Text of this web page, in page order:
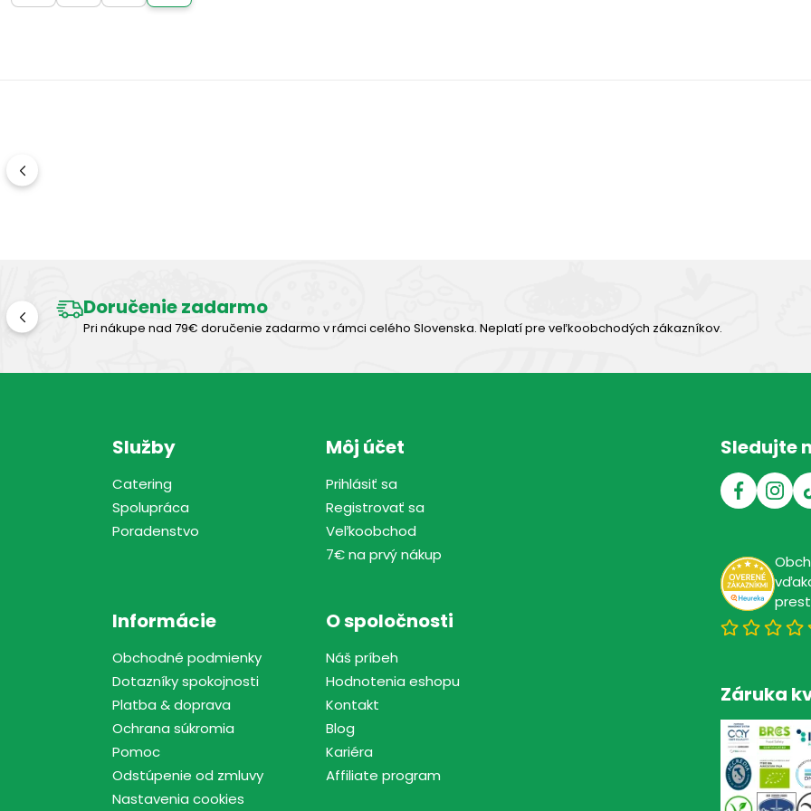
Doručenie zadarmo
Pri nákupe nad 79€ doručenie zadarmo v rámci celého Slovenska. Neplatí pre veľkoobchodých zákazníkov.
Služby
Catering
Spolupráca
Poradenstvo
Môj účet
Prihlásiť sa
Registrovať sa
Veľkoobchod
7€ na prvý nákup
Informácie
Obchodné podmienky
Dotazníky spokojnosti
Platba & doprava
Ochrana súkromia
Pomoc
Odstúpenie od zmluvy
Nastavenia cookies
O spoločnosti
Náš príbeh
Hodnotenia eshopu
Kontakt
Blog
Kariéra
Affiliate program
Záruka
Sledujte